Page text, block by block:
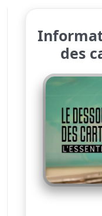
des